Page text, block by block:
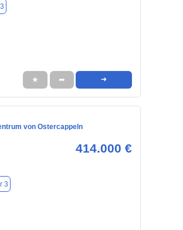
★ ➦ ➜
von Ostercappeln
414.000 €
3